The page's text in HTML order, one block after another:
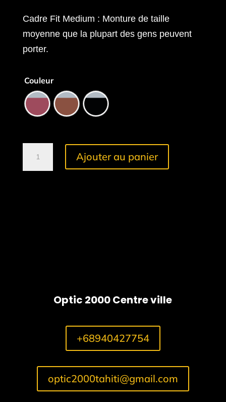
Cadre Fit Medium : Monture de taille
moyenne que la plupart des gens peuvent
porter.
Couleur
Ajouter au panier
Optic 2000 Centre ville
+68940427754
optic2000tahiti@gmail.com